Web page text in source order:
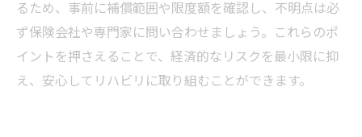
るため、事前に補償範囲や限度額を確認し、不明点は必
ず保険会社や専門家に問い合わせましょう。これらのポ
イントを押さえることで、経済的なリスクを最小限に抑
え、安心してリハビリに取り組むことができます。